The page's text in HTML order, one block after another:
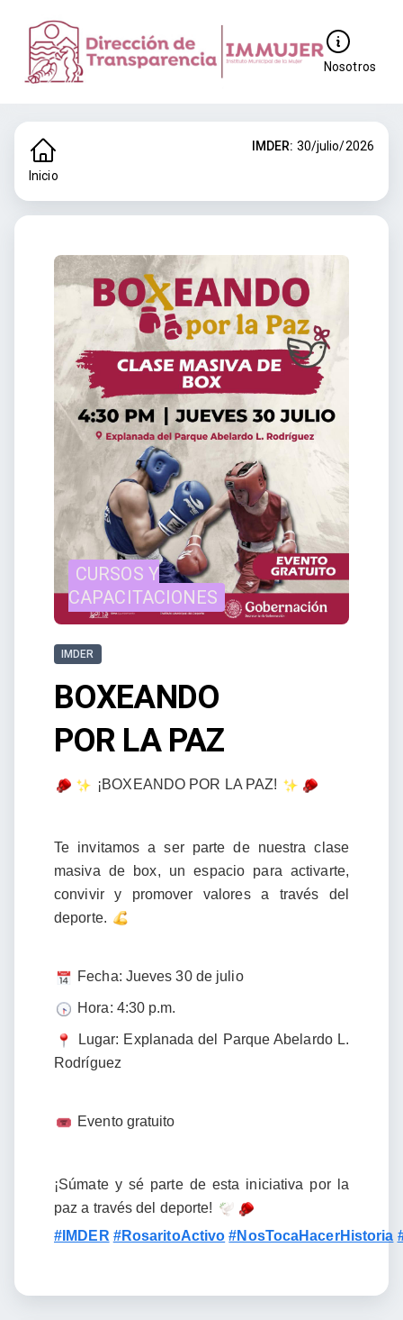
Nosotros
Inicio
IMDER: 30/julio/2026
CURSOS Y
CAPACITACIONES
IMDER
BOXEANDO
POR LA PAZ
¡BOXEANDO POR LA PAZ!
Te invitamos a ser parte de nuestra clase
masiva de box, un espacio para activarte,
convivir y promover valores a través del
deporte.
Fecha: Jueves 30 de julio
Hora: 4:30 p.m.
Lugar: Explanada del Parque Abelardo L.
Rodríguez
Evento gratuito
¡Súmate y sé parte de esta iniciativa por la
paz a través del deporte!
#IMDER #RosaritoActivo #NosTocaHacerHistoria